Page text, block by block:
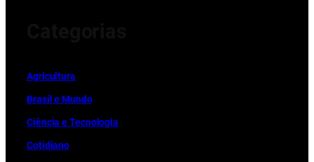
Agricultura
Brasil e Mundo
Ciência e Tecnologia
Cotidiano